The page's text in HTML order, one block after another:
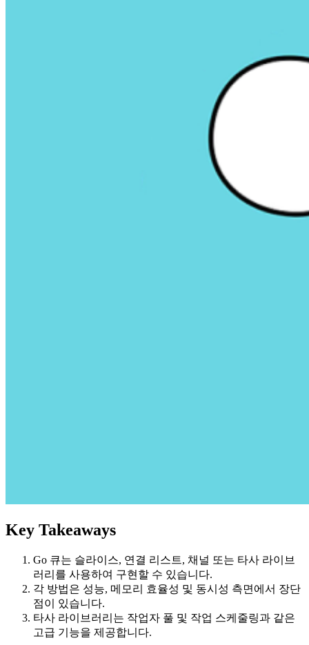
Key Takeaways
Go 큐는 슬라이스, 연결 리스트, 채널 또는 타사 라이브
러리를 사용하여 구현할 수 있습니다.
각 방법은 성능, 메모리 효율성 및 동시성 측면에서 장단
점이 있습니다.
타사 라이브러리는 작업자 풀 및 작업 스케줄링과 같은
고급 기능을 제공합니다.